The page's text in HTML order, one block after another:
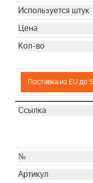
Поставка из EU до